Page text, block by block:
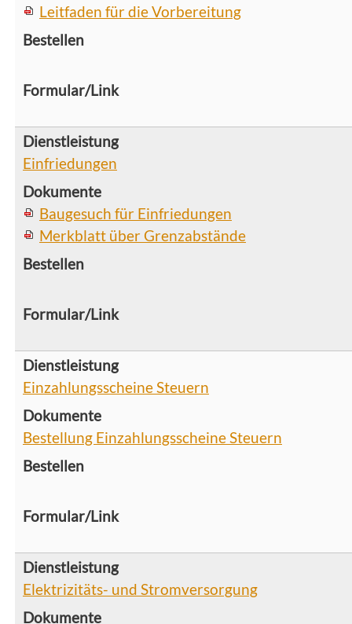
Leitfaden für die Vorbereitung
Einfriedungen
Baugesuch für Einfriedungen
Merkblatt über Grenzabstände
Einzahlungsscheine Steuern
Bestellung Einzahlungsscheine Steuern
Elektrizitäts- und Stromversorgung